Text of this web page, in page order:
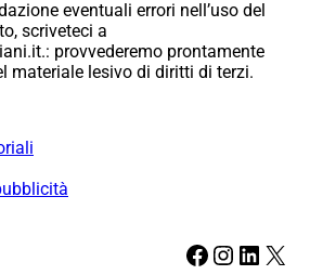
eventuali errori nell’uso del
scriveteci a
provvederemo prontamente
materiale lesivo di diritti di terzi.
Facebook Instagram LinkedIn X